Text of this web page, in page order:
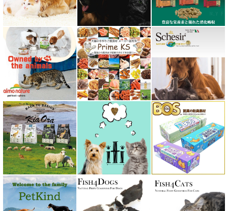
ブリスミックス BLISMIX
プレスティージ PRESTIGE
プロデン ProDen
ベイリーコー Bailey+Co
ベッツソリューション VetSolution
ベッツラボ Vets Labo
ペットカインド PetKind
ペトコト PETOKOTO
ホワイトフォックス
ボンショーズペット bonnechose pet